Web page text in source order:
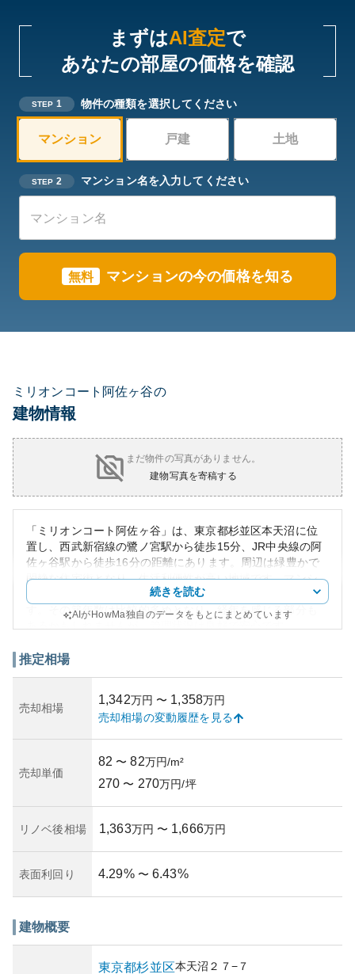
まずはAI査定で
あなたの部屋の価格を確認
STEP 1 物件の種類を選択してください
マンション 戸建 土地
STEP 2 マンション名を入力してください
無料 マンションの今の価格を知る
ミリオンコート阿佐ヶ谷の
建物情報
まだ物件の写真がありません。
建物写真を寄稿する
「ミリオンコート阿佐ヶ谷」は、東京都杉並区本天沼に位
置し、西武新宿線の鷺ノ宮駅から徒歩15分、JR中央線の阿
佐ヶ谷駅から徒歩16分の距離にあります。周辺は緑豊かで
閑静な住宅街となり、生活利便性が高い地域です。マンシ
ョンの外観は現代的なデザインが特徴で、清潔感がありま
す。その築年数は比較的多めとなり、経年を感じる部分も
に位置する物件として潜在的な投資価値があります。ただ
動も活発で、安心して暮らせる環境が整っています。購入
を検討する際には、周辺の生活環境や積極的な管理状況な
どを見極めることで、所有リスクを軽減することが可能で
続きを読む
AIがHowMa独自のデータをもとにまとめています
推定相場
売却相場
1,342万円 〜 1,358万円
売却相場の変動履歴を見る
売却単価
82 〜 82万円/m²
270 〜 270万円/坪
リノベ後相場 1,363万円 〜 1,666万円
表面利回り 4.29% 〜 6.43%
建物概要
東京都杉並区本天沼 ２７−７